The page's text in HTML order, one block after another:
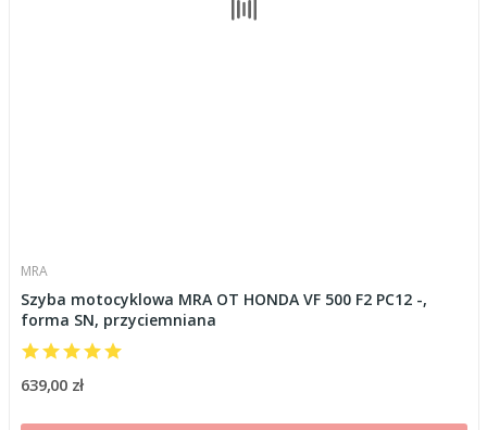
MRA
Szyba motocyklowa MRA OT HONDA VF 500 F2 PC12 -,
forma SN, przyciemniana
639,00 zł